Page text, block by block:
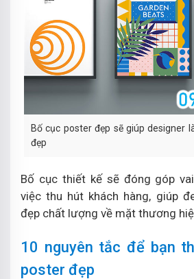
Bố cục poster đẹp sẽ giúp designer
đẹp
Bố cục thiết kế sẽ đóng góp
việc thu hút khách hàng, giúp
đẹp chất lượng về mặt thương
10 nguyên tắc để bạn
poster đẹp